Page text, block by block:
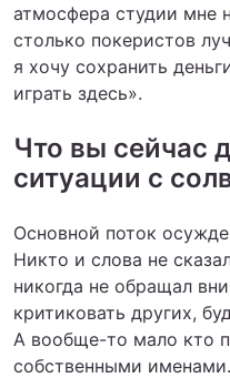
атмосфера студии мне
столько покеристов
я хочу сохранить
играть здесь».
Что вы сейчас
ситуации с
Основной поток
Никто и слова не
никогда не обращал
критиковать других,
А вообще-то мало кто
собственными именами.